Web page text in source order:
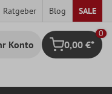
Ratgeber Blog SALE
Konto Warenkorb
0
0,00 €*